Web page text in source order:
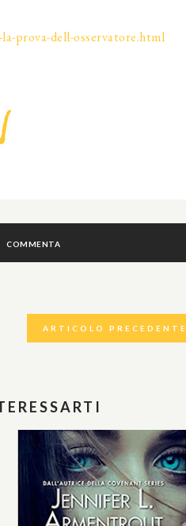
prova-dell-osservatore.html
COMMENTA
ARTICOLO PRECEDENTE